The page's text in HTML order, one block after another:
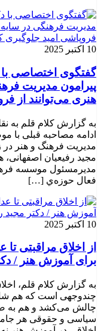
10 اکتبر 2025
گفتگوی اختصاصی با
پیرامون مدیریت
هنری می‌توانند از
به گزارش کلام قلم به
ادامه مصاحبه قبلی با
مدیریت فرهنگ و هنر در
مجید رفیعیان
مدیرمسئول موسسه
فعال حوزه‌ي‌ […]
10 اکتبر 2025
از اخلاق مراقبتی
برای آموزش هنر /
به گزارش کلام قلم،
چندوجهی است که هم
چالش می‌کشد و هم به
سیاسی و حقوقی هر